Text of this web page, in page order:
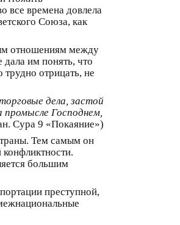
все времена довлела
Союза, как
отношениям между
им понять, что
трудно отрицать, не
дела, застой
промысле Господнем,
Сура 9 «Покаяние»)
Тем самым он
большим
преступной,